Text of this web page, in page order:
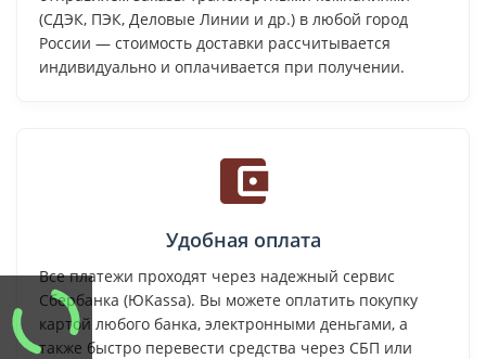
(СДЭК, ПЭК, Деловые Линии и др.) в любой город
России — стоимость доставки рассчитывается
индивидуально и оплачивается при получении.
Удобная оплата
Все платежи проходят через надежный сервис
Сбербанка (ЮKassa). Вы можете оплатить покупку
картой любого банка, электронными деньгами, а
также быстро перевести средства через СБП или